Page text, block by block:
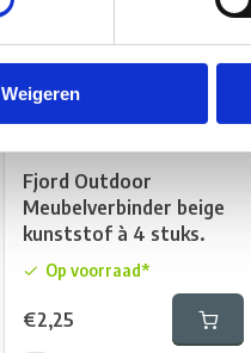
Weigeren
Fjord Outdoor
Meubelverbinder beige
kunststof à 4 stuks.
Op voorraad*
€2,25